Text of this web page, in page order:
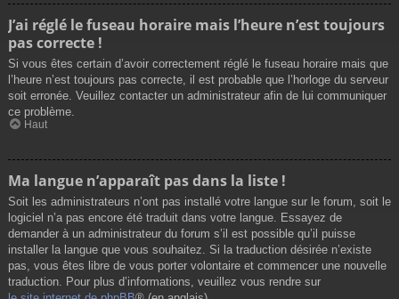
J’ai réglé le fuseau horaire mais l’heure n’est toujours
pas correcte !
Si vous êtes certain d’avoir correctement réglé le fuseau horaire mais que
l’heure n’est toujours pas correcte, il est probable que l’horloge du serveur
soit erronée. Veuillez contacter un administrateur afin de lui communiquer
ce problème.
Haut
Ma langue n’apparaît pas dans la liste !
Soit les administrateurs n’ont pas installé votre langue sur le forum, soit le
logiciel n’a pas encore été traduit dans votre langue. Essayez de
demander à un administrateur du forum s’il est possible qu’il puisse
installer la langue que vous souhaitez. Si la traduction désirée n’existe
pas, vous êtes libre de vous porter volontaire et commencer une nouvelle
traduction. Pour plus d’informations, veuillez vous rendre sur